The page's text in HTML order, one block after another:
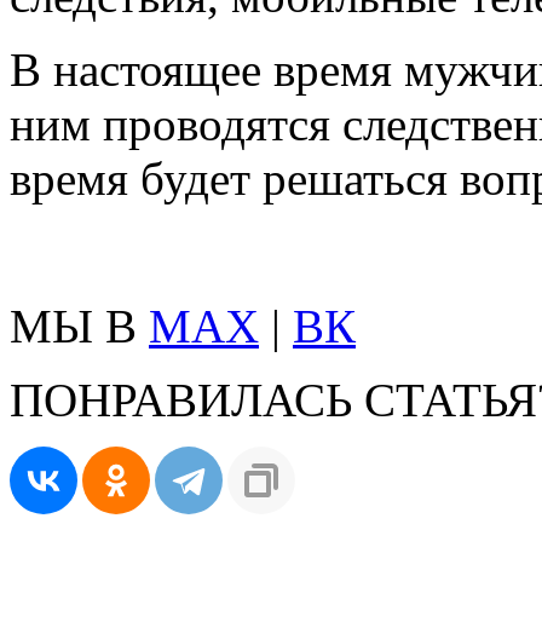
В настоящее время
ним проводятся
время будет решаться
МЫ В MAX | ВК
ПОНРАВИЛАСЬ